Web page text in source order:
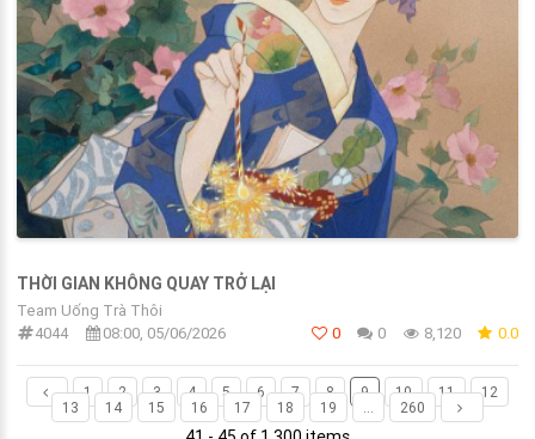
THỜI GIAN KHÔNG QUAY TRỞ LẠI
Team Uống Trà Thôi
4044
08:00, 05/06/2026 0 0 8,120 0.0
1 2 3 4 5 6 7 8 9 10 11
12
13
14 15 16 17 18 19 ... 260